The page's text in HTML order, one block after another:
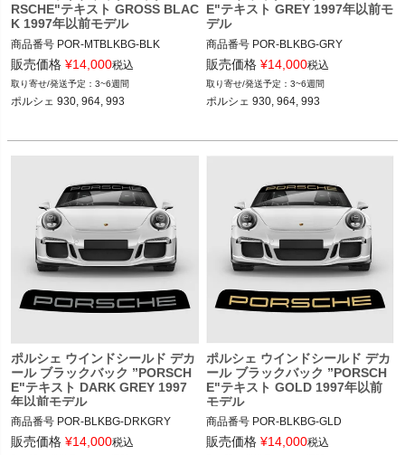
RSCHE"テキスト GROSS BLAC
K 1997年以前モデル
商品番号 POR-MTBLKBG-BLK
POR-MTBLKBG-BLK
12ADS SKU: 無
販売価格 ¥14,000税込
3~6週間
ポルシェ 930, 964, 993
E"テキスト GREY 1997年以前モ
デル
商品番号 POR-BLKBG-GRY
POR-BLKBG-GRY
12ADS SKU: 無
販売価格 ¥14,000税込
3~6週間
ポルシェ 930, 964, 993
ポルシェ ウインドシールド デカ
ール ブラックバック ”PORSCH
E"テキスト DARK GREY 1997
年以前モデル
商品番号 POR-BLKBG-DRKGRY
POR-BLKBG-DRKGRY
販売価格 ¥14,000税込
ポルシェ ウインドシールド デカ
ール ブラックバック ”PORSCH
E"テキスト GOLD 1997年以前
モデル
商品番号 POR-BLKBG-GLD
POR-BLKBG-GLD
販売価格 ¥14,000税込